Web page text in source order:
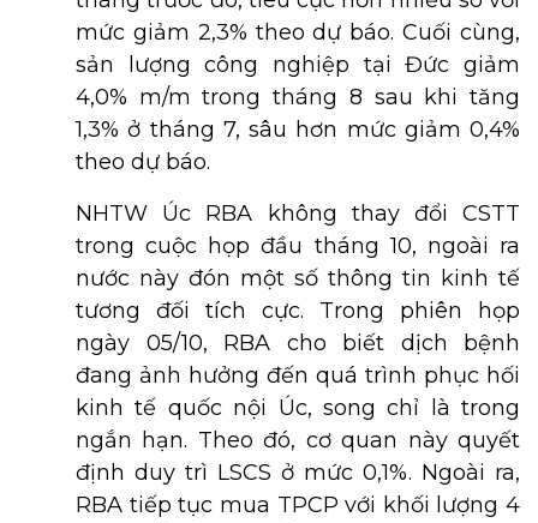
mức giảm 2,3% theo dự báo. Cuối cùng,
sản lượng công nghiệp tại Đức giảm
4,0% m/m trong tháng 8 sau khi tăng
1,3% ở tháng 7, sâu hơn mức giảm 0,4%
theo dự báo.
NHTW Úc RBA không thay đổi CSTT
trong cuộc họp đầu tháng 10, ngoài ra
nước này đón một số thông tin kinh tế
tương đối tích cực. Trong phiên họp
ngày 05/10, RBA cho biết dịch bệnh
đang ảnh hưởng đến quá trình phục hối
kinh tế quốc nội Úc, song chỉ là trong
ngắn hạn. Theo đó, cơ quan này quyết
định duy trì LSCS ở mức 0,1%. Ngoài ra,
RBA tiếp tục mua TPCP với khối lượng 4